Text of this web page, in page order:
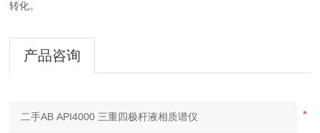
转化。
产品咨询